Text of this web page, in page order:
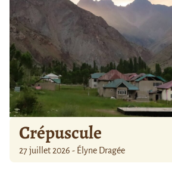
Crépuscule
27 juillet 2026 - Élyne Dragée